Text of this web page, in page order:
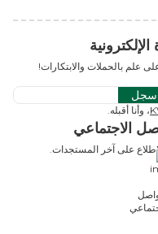
علم بالحملات والابتكارات!
سجل
، وأنا أقبله.
الاجتماعي
على آخر المستجدات.